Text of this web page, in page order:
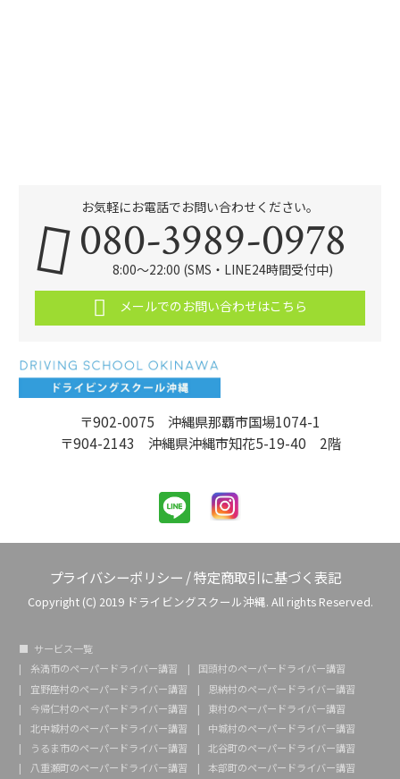
〒902-0075 沖縄県那覇市国場1074-1
〒904-2143 沖縄県沖縄市知花5-19-40 2階
お気軽にお電話でお問い合わせください。
080-3989-0978
8:00～22:00 (SMS・LINE24時間受付中)
メールでのお問い合わせはこちら
プライバシーポリシー /特定商取引に基づく表記
Copyright (C) 2019 ドライビングスクール沖縄. All rights Reserved.
サービス一覧
糸満市のペーパードライバー講習
国頭村のペーパードライバー講習
宜野座村のペーパードライバー講習
恩納村のペーパードライバー講習
今帰仁村のペーパードライバー講習
東村のペーパードライバー講習
北中城村のペーパードライバー講習
中城村のペーパードライバー講習
うるま市のペーパードライバー講習
北谷町のペーパードライバー講習
八重瀬町のペーパードライバー講習
本部町のペーパードライバー講習